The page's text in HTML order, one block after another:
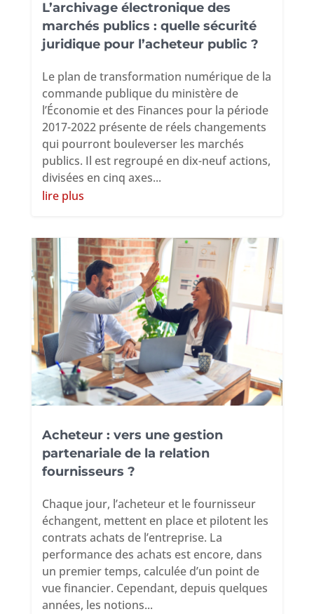
L’archivage électronique des
marchés publics : quelle sécurité
juridique pour l’acheteur public ?
Le plan de transformation numérique de la
commande publique du ministère de
l’Économie et des Finances pour la période
2017-2022 présente de réels changements
qui pourront bouleverser les marchés
publics. Il est regroupé en dix-neuf actions,
divisées en cinq axes...
lire plus
Acheteur : vers une gestion
partenariale de la relation
fournisseurs ?
Chaque jour, l’acheteur et le fournisseur
échangent, mettent en place et pilotent les
contrats achats de l’entreprise. La
performance des achats est encore, dans
un premier temps, calculée d’un point de
vue financier. Cependant, depuis quelques
années, les notions...